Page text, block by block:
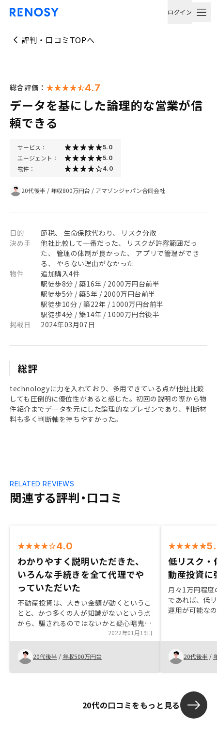
ログイン
評判・口コミTOPへ
総合評価： 4.7
データを基にした論理的な営業が信
頼できる
サービス： 5.0
エージェント： 5.0
物件： 4.0
20代後半 / 年収800万円台 / アマゾンジャパン合同会社
目的
節税、 生命保険代わり、 リスク分散
決め手
他社比較して一番だった、 リスクが許容範囲だっ
た、 管理の体制が良かった、 アプリで管理ができ
る、 やらない理由がなかった
物件
追加購入4件
駅徒歩8分 / 築16年 / 2000万円台前半
駅徒歩5分 / 築5年 / 2000万円台前半
駅徒歩10分 / 築22年 / 1000万円台前半
駅徒歩4分 / 築14年 / 1000万円台後半
掲載日
2024年03月07日
総評
technologyに力を入れており、多用できている点が他社比較
しても圧倒的に優位性があると感じた。初回の説明の際から物
件紹介までデータを元にした論理的なプレゼンであり、判断材
料も多く判断軸を持ちやすかった。
関連する評判・口コミ
RELATED REVIEWS
4.0
わかりやすく説明いただきた、
いろんな手続きを全て代理でや
っていただいた
不動産投資は、大きい金額が動くというこ
とと、かつ多くの人が知識がないという点
から、騙されるのではないかと疑心暗鬼に
なっていたが、セールスとお話しして、わ
かりやすく説明いただいたことと、かつい
ろんな手続きを全て代理でやっていただい
たので、不動産投資を初めてやるにはうっ
てつけだと思う
2022年01月19日
20代後半 / 年収500万円台
低リスク・
動産投資に
月々1万円程
であれば、低
運用が可能な
に不動産取得
と感じる。
しては非常に
る最大リスク
アプリに関し
十分できてい
使いやすいと
20代後半 /
20代の口コミをもっと見る